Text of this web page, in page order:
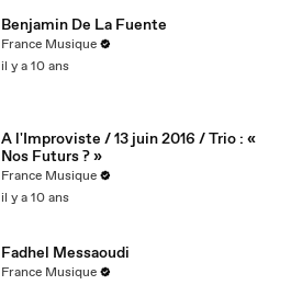
Benjamin De La Fuente
France Musique
il y a 10 ans
A l'Improviste / 13 juin 2016 / Trio : «
Nos Futurs ? »
France Musique
il y a 10 ans
Fadhel Messaoudi
France Musique